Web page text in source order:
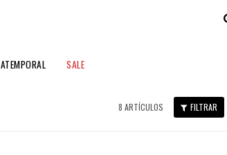
ATEMPORAL SALE
8 ARTÍCULOS